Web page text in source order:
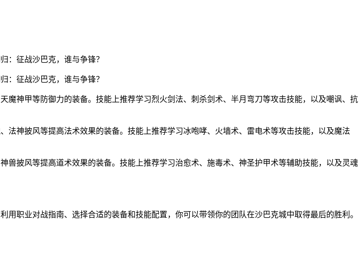
神甲等防御力的装备。技能上推荐学习烈火剑法、刺杀剑术、半月弯刀等攻击技能，以及嘲讽、抗
神披风等提高法术效果的装备。技能上推荐学习冰咆哮、火墙术、雷电术等攻击技能，以及魔法
披风等提高道术效果的装备。技能上推荐学习治愈术、施毒术、神圣护甲术等辅助技能，以及灵魂
职业对战指南、选择合适的装备和技能配置，你可以带领你的团队在沙巴克城中取得最后的胜利。